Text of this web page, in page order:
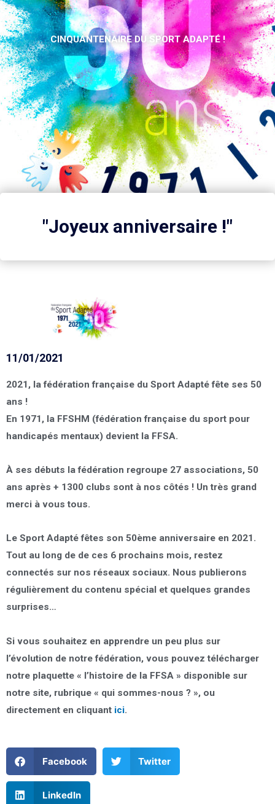
CINQUANTENAIRE DU SPORT ADAPTÉ !
"Joyeux anniversaire !"
11/01/2021
2021, la fédération française du Sport Adapté fête ses 50
ans !
En 1971, la FFSHM (fédération française du sport pour
handicapés mentaux) devient la FFSA.
À ses débuts la fédération regroupe 27 associations, 50
ans après + 1300 clubs sont à nos côtés ! Un très grand
merci à vous tous.
Le Sport Adapté fêtes son 50ème anniversaire en 2021.
Tout au long de de ces 6 prochains mois, restez
connectés sur nos réseaux sociaux. Nous publierons
régulièrement du contenu spécial et quelques grandes
surprises…
Si vous souhaitez en apprendre un peu plus sur
l’évolution de notre fédération, vous pouvez télécharger
notre plaquette « l’histoire de la FFSA » disponible sur
notre site, rubrique « qui sommes-nous ? », ou
directement en cliquant ici.
Facebook Twitter
LinkedIn